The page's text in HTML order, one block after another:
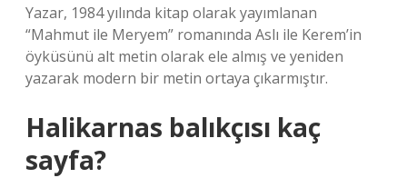
Yazar, 1984 yılında kitap olarak yayımlanan
“Mahmut ile Meryem” romanında Aslı ile Kerem’in
öyküsünü alt metin olarak ele almış ve yeniden
yazarak modern bir metin ortaya çıkarmıştır.
Halikarnas balıkçısı kaç
sayfa?